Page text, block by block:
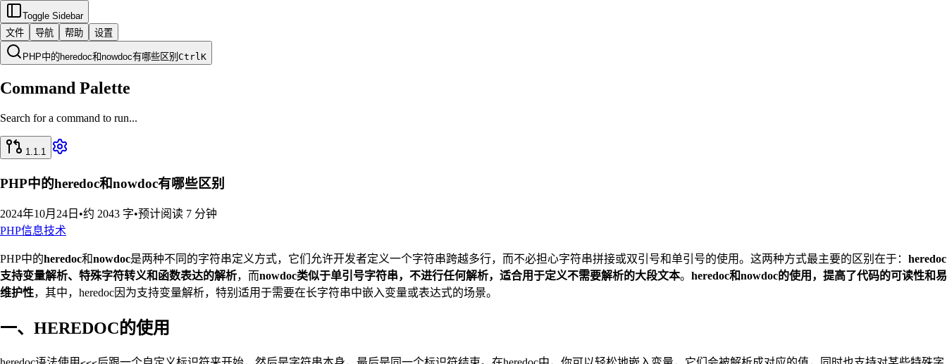
Toggle Sidebar
文件
导航 帮助 设置
PHP中的heredoc和nowdoc有哪些区别 CtrlK
Command Palette
Search for a command to run...
1.1.1
PHP中的heredoc和nowdoc有哪些区别
2024年10月24日 •约 2043 字•预计阅读 7 分钟
PHP信息技术
PHP中的heredoc和nowdoc是两种不同的字符串定义方式，它们允许开发者定义一个字符串跨越多行，而不必担心字符串拼接或双引号和单引号的使用。这两种方式最主要的区别在于： heredoc
支持变量解析、特殊字符转义和函数表达的解析，而nowdoc类似于单引号字符串，不进行任何解析，适合用于定义不需要解析的大段文本。 heredoc和nowdoc的使用，提高了代码的可读性和易
维护性，其中，heredoc因为支持变量解析，特别适用于需要在长字符串中嵌入变量或表达式的场景。
一、HEREDOC的使用